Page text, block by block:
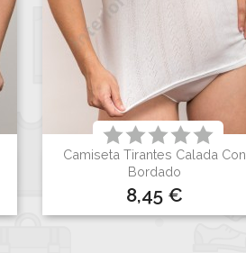
Camiseta Tirantes Calada Con
Bordado
Precio
8,45 €
Vista rápida
Blanco